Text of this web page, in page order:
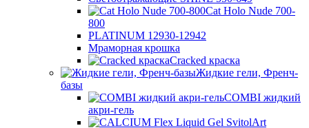
Cat Holo Nude 700-
800
PLATINUM 12930-12942
Мраморная крошка
Cracked краска
Жидкие гели, Френч-
базы
COMBI жидкий
акри-гель